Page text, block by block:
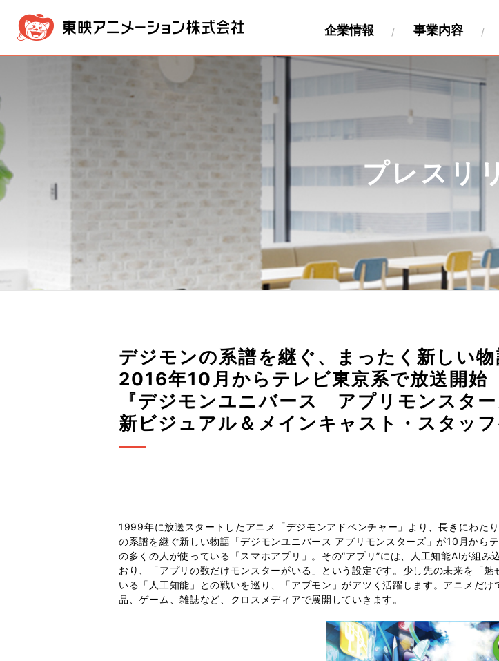
プレスリ
デジモンの系譜を継ぐ、まったく新しい
2016年10月からテレビ東京系で放送開始
『デジモンユニバース アプリモンスター
新ビジュアル＆メインキャスト・スタッフ
1999年に放送スタートしたアニメ「デジモンアドベンチャー」より、長きにわた
の系譜を継ぐ新しい物語「デジモンユニバース アプリモンスターズ」が10月から
の多くの人が使っている「スマホアプリ」。その“アプリ”には、人工知能AIが組
おり、「アプリの数だけモンスターがいる」という設定です。少し先の未来を「
いる「人工知能」との戦いを巡り、「アプモン」がアツく活躍します。アニメだ
品、ゲーム、雑誌など、クロスメディアで展開していきます。
企業情報
メッセージ 経営理念 会社概要 製作工程について
企業情報
事業内容
映像製作・販売事業 版権事業
事業内容
IR情報
IR NEWS 経営方針 業績・財務 IRカレンダー
株価情報
電子公告
採用・募集情報
採用情報ニュース 新卒採用 パートナー募集